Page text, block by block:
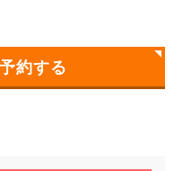
約する